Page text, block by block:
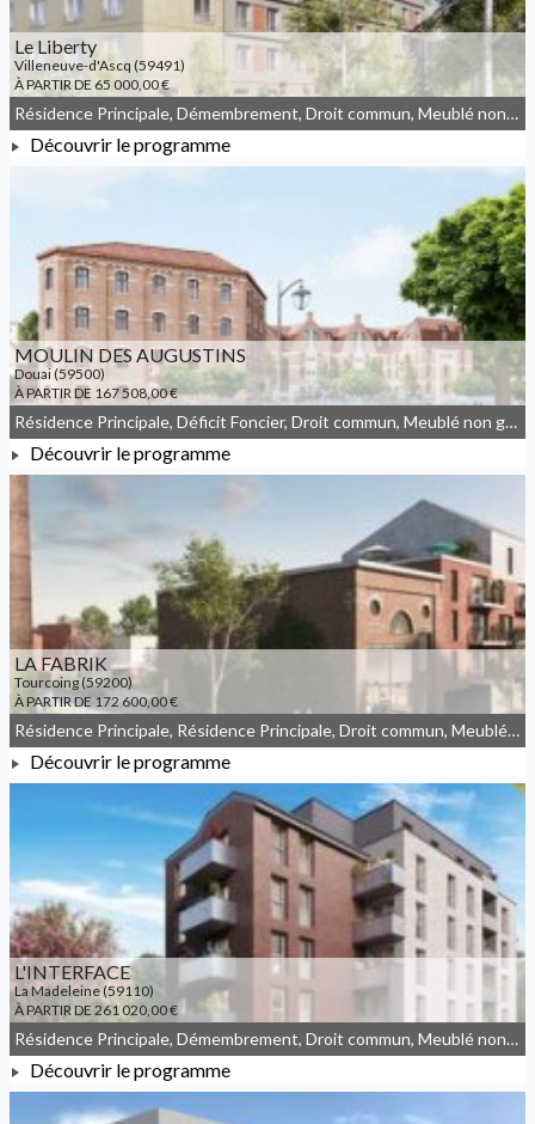
Le Liberty
Villeneuve-d'Ascq (59491)
À PARTIR DE 65 000,00 €
Résidence Principale, Démembrement, Droit commun, Meublé non géré
Découvrir le programme
MOULIN DES AUGUSTINS
Douai (59500)
À PARTIR DE 167 508,00 €
À PARTIR DE 167 508,00 €
Résidence Principale, Déficit Foncier, Droit commun, Meublé non géré, Denormandie
Découvrir le programme
LA FABRIK
Tourcoing (59200)
À PARTIR DE 172 600,00 €
À PARTIR DE 172 600,00 €
Résidence Principale, Résidence Principale, Droit commun, Meublé non géré, JEANBRUN
Découvrir le programme
L'INTERFACE
La Madeleine (59110)
À PARTIR DE 261 020,00 €
Résidence Principale, Démembrement, Droit commun, Meublé non géré, JEANBRUN
Découvrir le programme